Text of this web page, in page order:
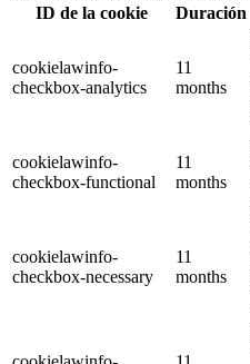
ID de la cookie
Duración
cookielawinfo-
checkbox-analytics
11
months
cookielawinfo-
checkbox-functional
11
months
cookielawinfo-
checkbox-necessary
11
months